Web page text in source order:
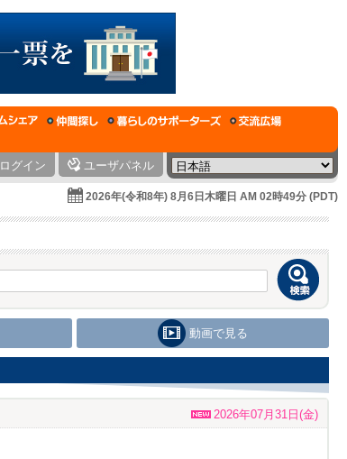
ログイン ユーザパネル
2026年(令和8年) 8月6日木曜日 AM 02時49分 (PDT)
動画で見る
2026年07月31日(金)